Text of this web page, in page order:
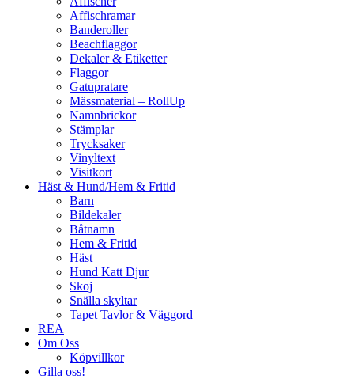
Affischramar
Banderoller
Beachflaggor
Dekaler & Etiketter
Flaggor
Gatupratare
Mässmaterial – RollUp
Namnbrickor
Stämplar
Trycksaker
Vinyltext
Visitkort
Häst & Hund/Hem & Fritid
Barn
Bildekaler
Båtnamn
Hem & Fritid
Häst
Hund Katt Djur
Skoj
Snälla skyltar
Tapet Tavlor & Väggord
REA
Om Oss
Köpvillkor
Gilla oss!